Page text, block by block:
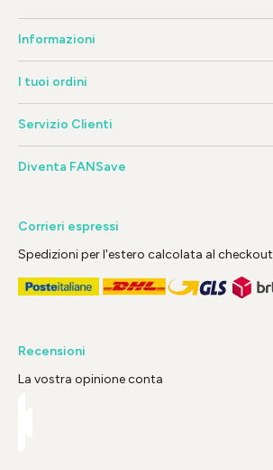
Informazioni
I tuoi ordini
Servizio Clienti
Diventa FANSave
Corrieri espressi
Spedizioni per l'estero calcolata al checkout
Recensioni
La vostra opinione conta